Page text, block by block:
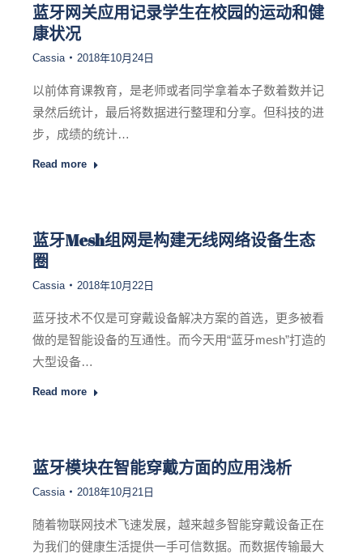
蓝牙网关应用记录学生在校园的运动和健
康状况
Cassia 2018年10月24日
以前体育课教育，是老师或者同学拿着本子数着数并记
录然后统计，最后将数据进行整理和分享。但科技的进
步，成绩的统计…
Read more
蓝牙Mesh组网是构建无线网络设备生态
圈
Cassia 2018年10月22日
蓝牙技术不仅是可穿戴设备解决方案的首选，更多被看
做的是智能设备的互通性。而今天用“蓝牙mesh”打造的
大型设备…
Read more
蓝牙模块在智能穿戴方面的应用浅析
Cassia 2018年10月21日
随着物联网技术飞速发展，越来越多智能穿戴设备正在
为我们的健康生活提供一手可信数据。而数据传输最大